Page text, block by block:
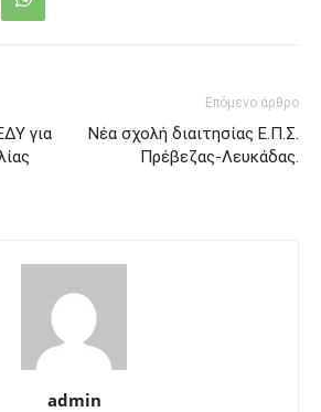
για
Επόμενο άρθρο
Νέα σχολή διαιτησίας Ε.Π.Σ.
Πρέβεζας-Λευκάδας.
admin